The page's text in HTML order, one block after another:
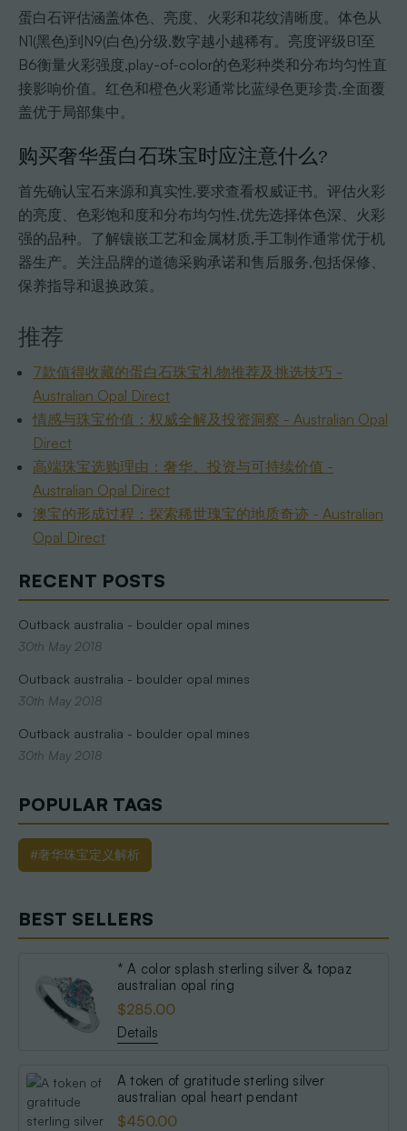
RECENT POSTS
Outback australia - boulder opal mines
30th May 2018
Outback australia - boulder opal mines
30th May 2018
Outback australia - boulder opal mines
30th May 2018
POPULAR TAGS
#奢华珠宝定义解析
BEST SELLERS
* A color splash sterling silver & topaz
australian opal ring
$285.00
Details
A token of gratitude sterling silver
australian opal heart pendant
$450.00
蛋白石评估涵盖体色、亮度、火彩和花纹清晰度。体色从
N1(黑色)到N9(白色)分级,数字越小越稀有。亮度评级B1至
B6衡量火彩强度,play-of-color的色彩种类和分布均匀性直
接影响价值。红色和橙色火彩通常比蓝绿色更珍贵,全面覆
盖优于局部集中。
购买奢华蛋白石珠宝时应注意什么?
首先确认宝石来源和真实性,要求查看权威证书。评估火彩
的亮度、色彩饱和度和分布均匀性,优先选择体色深、火彩
强的品种。了解镶嵌工艺和金属材质,手工制作通常优于机
器生产。关注品牌的道德采购承诺和售后服务,包括保修、
保养指导和退换政策。
推荐
7款值得收藏的蛋白石珠宝礼物推荐及挑选技巧 -
Australian Opal Direct
情感与珠宝价值：权威全解及投资洞察 - Australian Opal
Direct
高端珠宝选购理由：奢华、投资与可持续价值 -
Australian Opal Direct
澳宝的形成过程：探索稀世瑰宝的地质奇迹 - Australian
Opal Direct